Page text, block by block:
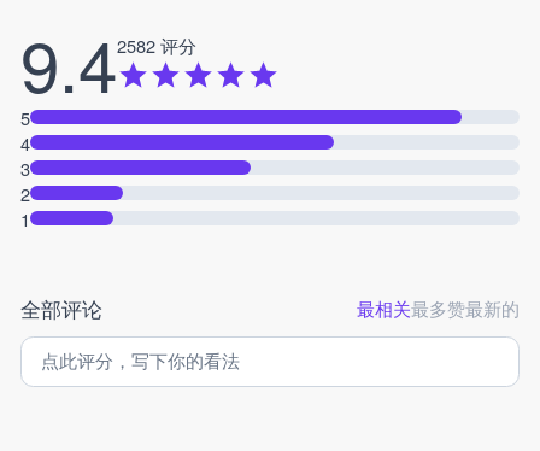
9.42582 评分
5
4
3
2
1
全部评论 最相关最多赞最新的